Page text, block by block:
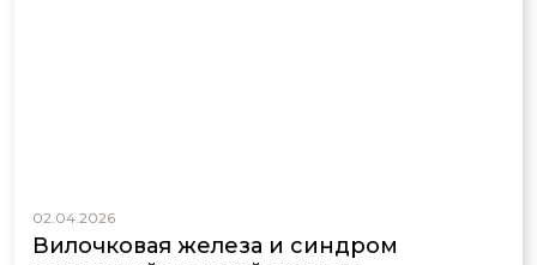
02.04.2026
Вилочковая железа и синдром